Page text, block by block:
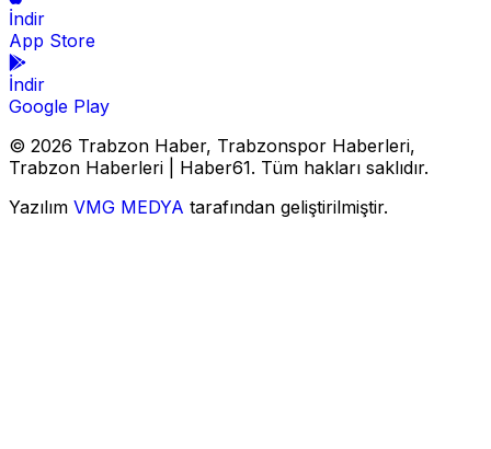
İndir
App Store
İndir
Google Play
© 2026 Trabzon Haber, Trabzonspor Haberleri,
Trabzon Haberleri | Haber61. Tüm hakları saklıdır.
Yazılım VMG MEDYA tarafından geliştirilmiştir.